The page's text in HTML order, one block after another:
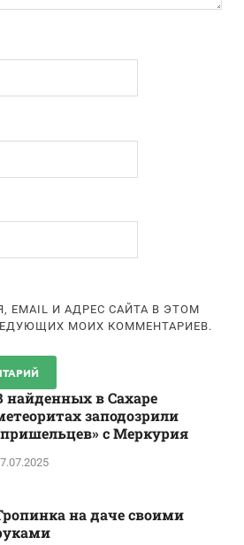
EMAIL И АДРЕС САЙТА В ЭТОМ
МОИХ КОММЕНТАРИЕВ.
найденных в Сахаре
заподозрили
с Меркурия
на даче своими